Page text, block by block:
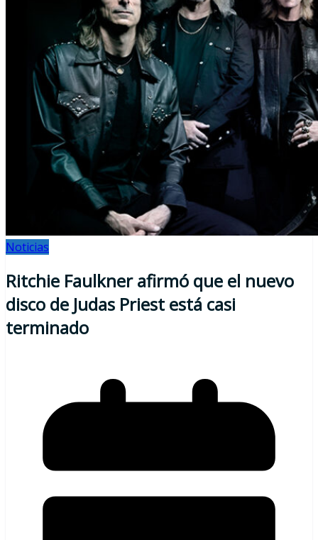
Noticias
Ritchie Faulkner afirmó que el nuevo
disco de Judas Priest está casi
terminado